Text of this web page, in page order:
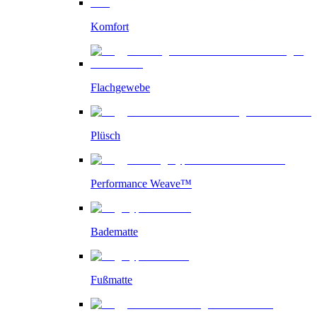
Komfort
Flachgewebe
Plüsch
Performance Weave™
Badematte
Fußmatte